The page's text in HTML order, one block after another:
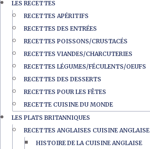
LES RECETTES
RECETTES APÉRITIFS
RECETTES DES ENTRÉES
RECETTES POISSONS/CRUSTACÉS
RECETTES VIANDES/CHARCUTERIES
RECETTES LÉGUMES/FÉCULENTS/OEUFS
RECETTES DES DESSERTS
RECETTES POUR LES FÊTES
RECETTE CUISINE DU MONDE
LES PLATS BRITANNIQUES
RECETTES ANGLAISES CUISINE ANGLAISE
HISTOIRE DE LA CUISINE ANGLAISE